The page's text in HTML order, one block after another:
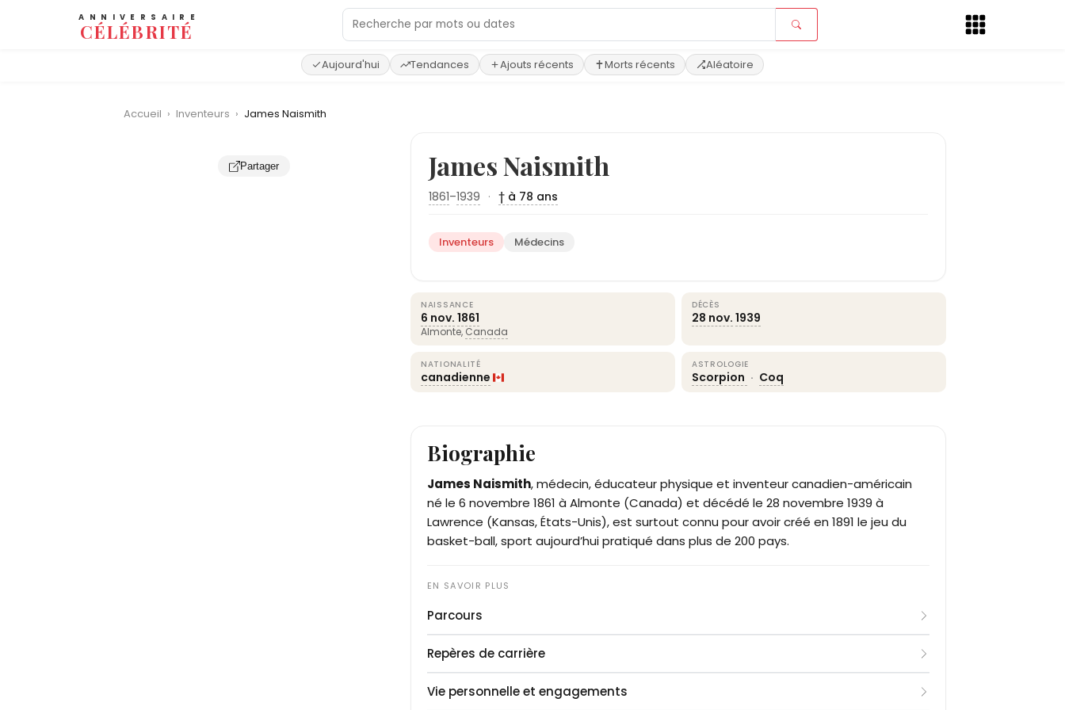
ANNIVERSAIRE
CÉLÉBRITÉ
Aujourd'hui Tendances Ajouts récents Morts récents Aléatoire
Accueil › Inventeurs › James Naismith
Partager James Naismith
1861–1939 · † à 78 ans
Inventeurs Médecins
NAISSANCE
6 nov. 1861
Almonte, Canada
DÉCÈS
28 nov. 1939
NATIONALITÉ
canadienne
ASTROLOGIE
Scorpion · Coq
Biographie
James Naismith, médecin, éducateur physique et inventeur canadien-américain
né le 6 novembre 1861 à Almonte (Canada) et décédé le 28 novembre 1939 à
Lawrence (Kansas, États-Unis), est surtout connu pour avoir créé en 1891 le jeu du
basket-ball, sport aujourd’hui pratiqué dans plus de 200 pays.
Parcours
Orphelin de ses deux parents vers l’âge de neuf ans, il est élevé par son oncle et sa
Montréal où il obtient en 1888 un « Bachelor of Arts » en éducation physique. Il
Repères de carrière
1891: invention du basket-ball à Springfield (Massachusetts) selon 13 règles.
Vie personnelle et engagements